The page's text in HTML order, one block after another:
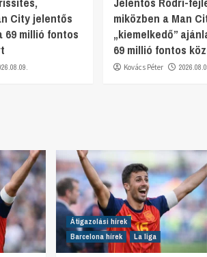
City jelentős
69 millió fontos
miközben a Man
„kiemelkedő”
69 millió fontos
Kovács Péter
Átigazolási hírek
Barcelona hírek
La liga